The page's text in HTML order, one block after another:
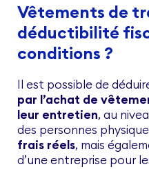
Vêtements de
déductibilité
conditions ?
Il est possible de
par l’achat de
leur entretien, au
des personnes
frais réels, mais
d’une entreprise pour